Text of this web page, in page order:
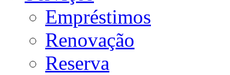
Empréstimos
Renovação
Reserva